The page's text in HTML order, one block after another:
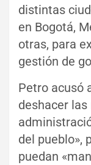
distintas
en Bogotá,
otras, para
gestión de
Petro acusó
deshacer
del pueblo»,
puedan